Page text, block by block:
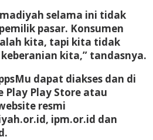
selama ini tidak
pasar. Konsumen
kita, tapi kita tidak
kita,” tandasnya.
dapat diakses dan di
Play Play Store atau
resmi
ipm.or.id dan